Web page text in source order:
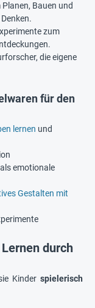
Planen, Bauen und
zum
die eigene
für den
lernen und
als emotionale
Gestalten mit
durch
Kinder spielerisch